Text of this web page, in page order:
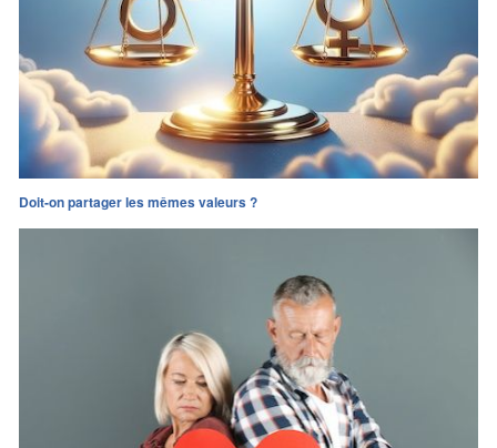
Doit-on partager les mêmes valeurs ?